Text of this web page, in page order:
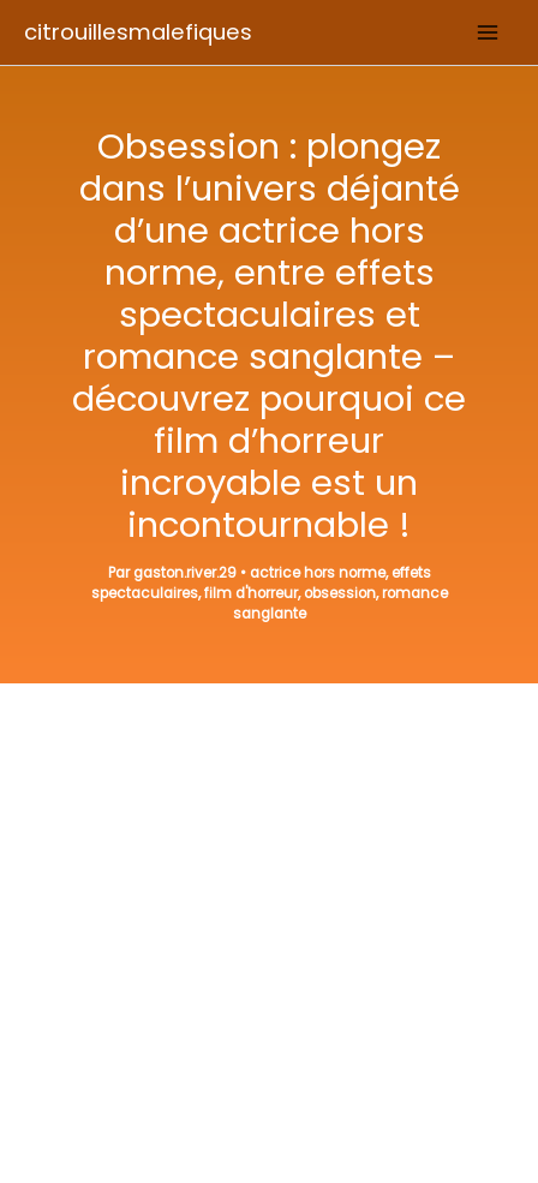
citrouillesmalefiques
Obsession : plongez
dans l’univers déjanté
d’une actrice hors
norme, entre effets
spectaculaires et
romance sanglante –
découvrez pourquoi ce
film d’horreur
incroyable est un
incontournable !
Pargaston.river.29 •actrice hors norme,effets
spectaculaires,film d'horreur,obsession,romance
sanglante